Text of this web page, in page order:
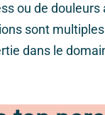
ou de
sont
dans le